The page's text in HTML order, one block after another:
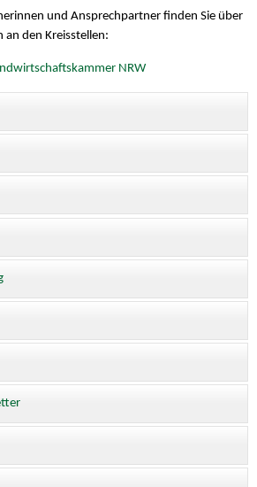
und Ansprechpartner finden Sie über
an den Kreisstellen:
NRW